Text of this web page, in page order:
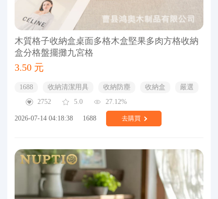
木質格子收納盒桌面多格木盒堅果多肉方格收納
盒分格盤擺攤九宮格
3.50 元
1688 收納清潔用具 收納防塵 收納盒
嚴選
2752
5.0 27.12%
2026-07-14 04:18:38 1688 去購買